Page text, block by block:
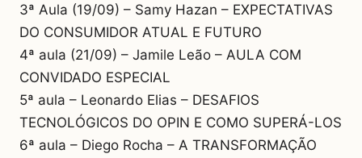
3ª Aula (19/09) – Samy Hazan – EXPECTATIVAS
DO CONSUMIDOR ATUAL E FUTURO
4ª aula (21/09) – Jamile Leão – AULA COM
CONVIDADO ESPECIAL
5ª aula – Leonardo Elias – DESAFIOS
TECNOLÓGICOS DO OPIN E COMO SUPERÁ-LOS
6ª aula – Diego Rocha – A TRANSFORMAÇÃO